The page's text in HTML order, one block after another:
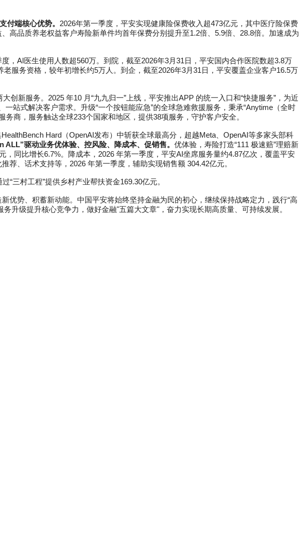
付端核心优势。 2026年第一季度，平安实现健康险保费收入超473亿元，其中医疗险保费
高品质养老权益客户寿险新单件均首年保费分别提升至1.2倍、5.9倍、28.8倍。加速成为
，AI医生使用人数超560万。到院，截至2026年3月31日，平安国内合作医院数超3.8万
服务资格，较年初增长约5万人。到企，截至2026年3月31日，平安覆盖企业客户16.5万
创新服务。2025 年10 月“九九归一”上线，平安推出APP 的统一入口和“快捷服务”，为近
站式解决客户需求。升级“一个按钮能应急”的全球急难救援服务，秉承“Anytime（全时
商，服务触达全球233个国家和地区，提供38项服务，守护客户安全。
Hard（OpenAI发布）中斩获全球最高分，超越Meta、OpenAI等多家头部科
ALL”驱动业务优体验、控风险、降成本、促销售。 优体验，寿险打造“111 极速赔”理赔新
同比增长6.7%。降成本，2026 年第一季度，平安AI坐席服务量约4.87亿次，覆盖平安
、话术支持等，2026 年第一季度，辅助实现销售额 304.42亿元。
“三村工程”提供乡村产业帮扶资金169.30亿元。
优势、积蓄新动能。中国平安将始终坚持金融为民的初心，继续保持战略定力，践行“高
升级提升核心竞争力，做好金融"五篇大文章"，奋力实现长期高质量、可持续发展。